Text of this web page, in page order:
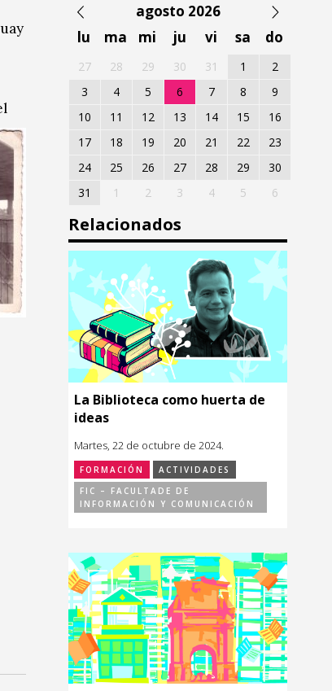
agosto 2026
lu
ma mi ju vi sa do
27 28 29 30 31 1
2
3
4 5 6 7 8
9
10
11 12 13 14 15
16
17
18 19 20 21 22
23
24
25 26 27 28 29
30
31
1 2 3 4 5 6
Relacionados
La Biblioteca como huerta de
ideas
Martes, 22 de octubre de 2024.
FORMACIÓN
ACTIVIDADES
FIC – FACULTADE DE
INFORMACIÓN Y COMUNICACIÓN